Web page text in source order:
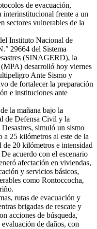
de evacuación,
interinstitucional frente a un
sectores vulnerables de la
Instituto Nacional de
29664 del Sistema
(SINAGERD), la
desarrolló hoy viernes
Ante Sismo y
de fortalecer la preparación
e instituciones ante
la mañana bajo la
de Defensa Civil y la
simuló un sismo
25 kilómetros al este de la
20 kilómetros e intensidad
acuerdo con el escenario
afectación en viviendas,
y servicios básicos,
como Rontoccocha,
rutas de evacuación y
brigadas de rescate y
acciones de búsqueda,
de daños, con